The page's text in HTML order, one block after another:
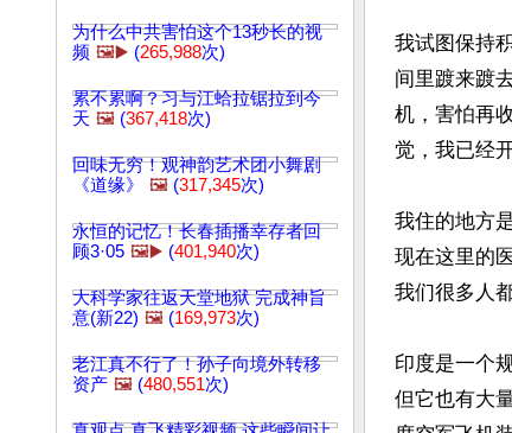
为什么中共害怕这个13秒长的视
频 🖼️▶️ (265,988次)
累不累啊？习与江蛤拉锯拉到今
天 🖼️ (367,418次)
回味无穷！观神韵艺术团小舞剧
《道缘》
🖼️ (317,345次)
永恒的记忆！长春插播幸存者回
顾3·05 🖼️▶️ (401,940次)
大科学家往返天堂地狱 完成神旨
意(新22) 🖼️ (169,973次)
老江真不行了！孙子向境外转移
资产 🖼️ (480,551次)
我试图保持
间里踱来踱
机，害怕再
觉，我已经
我住的地方
现在这里的
我们很多人
印度是一个
但它也有大